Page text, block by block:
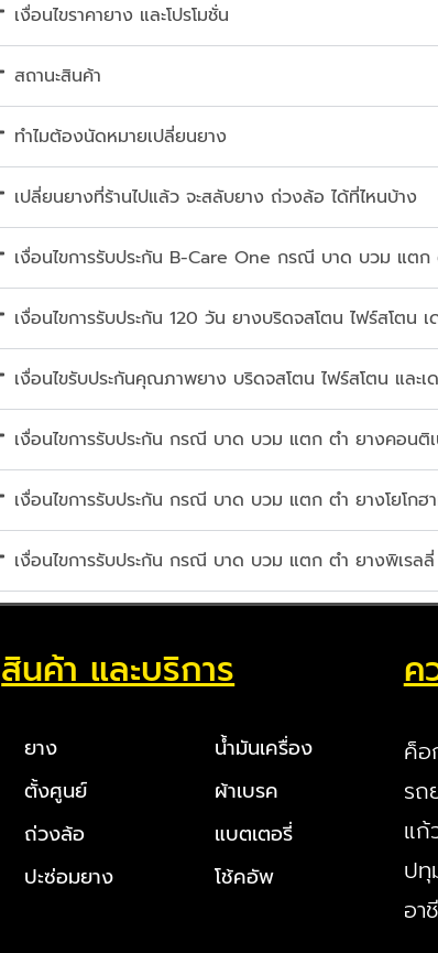
เงื่อนไขราคายาง และโปรโมชั่น
สถานะสินค้า
ทำไมต้องนัดหมายเปลี่ยนยาง
เปลี่ยนยางที่ร้านไปแล้ว จะสลับยาง ถ่วงล้อ ได้ที่ไหนบ้าง
เงื่อนไขการรับประกัน B-Care One กรณี บาด บวม แตก
เงื่อนไขการรับประกัน 120 วัน ยางบริดจสโตน ไฟร์สโตน
เงื่อนไขรับประกันคุณภาพยาง บริดจสโตน ไฟร์สโตน และเ
เงื่อนไขการรับประกัน กรณี บาด บวม แตก ตำ ยางคอนติ
เงื่อนไขการรับประกัน กรณี บาด บวม แตก ตำ ยางโยโกฮ
เงื่อนไขการรับประกัน กรณี บาด บวม แตก ตำ ยางพิเรลลี่
สินค้า และบริการ
ยาง
ตั้งศูนย์
ถ่วงล้อ
ปะซ่อมยาง
น้ำมันเครื่อง
ผ้าเบรค
แบตเตอรี่
โช้คอัพ
ค
ค็อ
รถ
แก้
ปทุ
อา